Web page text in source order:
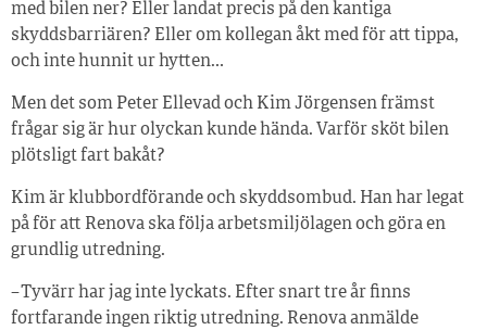
med bilen ner? Eller landat precis på den kantiga
skyddsbarriären? Eller om kollegan åkt med för att tippa,
och inte hunnit ur hytten…
Men det som Peter Ellevad och Kim Jörgensen främst
frågar sig är hur olyckan kunde hända. Varför sköt bilen
plötsligt fart bakåt?
Kim är klubbordförande och skyddsombud. Han har legat
på för att Renova ska följa arbetsmiljölagen och göra en
grundlig utredning.
– Tyvärr har jag inte lyckats. Efter snart tre år finns
fortfarande ingen riktig utredning. Renova anmälde